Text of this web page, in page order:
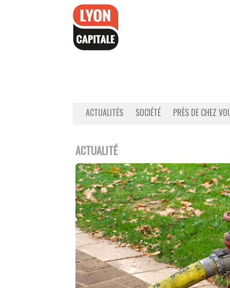
ACTUALITÉS SOCIÉTÉ PRÈS DE CHEZ
ACTUALITÉ